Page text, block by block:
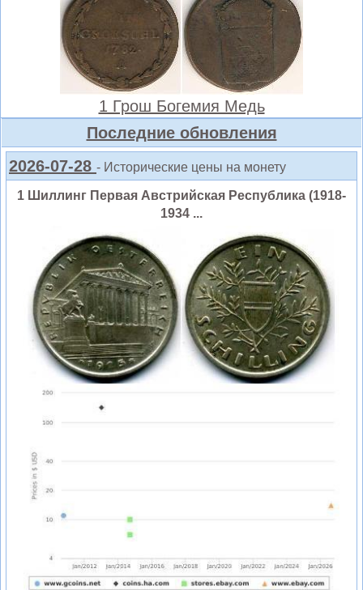
1 Грош Богемия Медь
Последние обновления
2026-07-28 - Исторические цены на монету
1 Шиллинг Первая Австрийская Республика (1918-
1934 ...